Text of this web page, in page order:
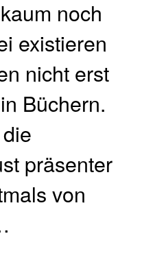
noch
existieren
nicht erst
Büchern.
präsenter
von